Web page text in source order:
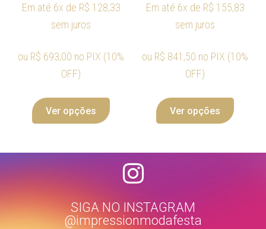
Em até 6x de R$ 128,33
sem juros
ou R$ 693,00 no PIX (10%
OFF)
Ver opções
Em até 6x de R$ 155,83
sem juros
ou R$ 841,50 no PIX (10%
OFF)
Ver opções
SIGA NO INSTAGRAM
@impressionmodafesta